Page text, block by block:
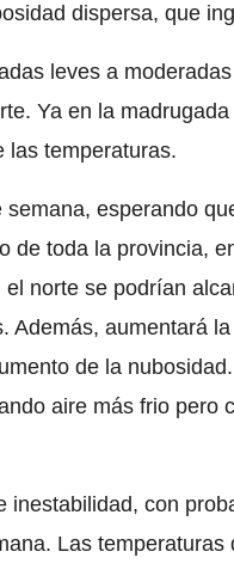
dispersa, que
leves a
Ya en la
las temperaturas.
esperando
de toda la provincia,
norte se podrían
Además, aumentará
de la
aire más frio pero
inestabilidad, con
Las temperaturas